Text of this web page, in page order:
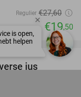
Regulier €27,60
€19,50
30%
favorite_border
jus